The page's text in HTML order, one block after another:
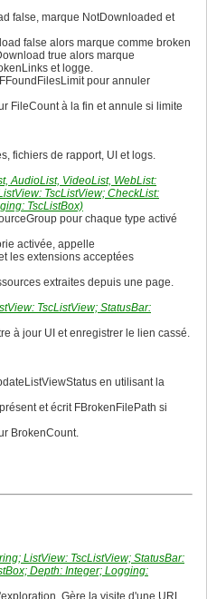
false, marque NotDownloaded et
false alors marque comme broken
true alors marque
et logge.
pour annuler
FileCount à la fin et annule si limite
fichiers de rapport, UI et logs.
AudioList, VideoList, WebList:
TscListView; CheckList:
TscListBox)
pour chaque type activé
activée, appelle
les extensions acceptées
extraites depuis une page.
TscListView; StatusBar:
à jour UI et enregistrer le lien cassé.
en utilisant la
et écrit FBrokenFilePath si
BrokenCount.
ListView: TscListView; StatusBar:
Depth: Integer; Logging: